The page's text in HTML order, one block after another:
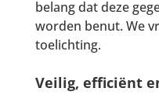
belang dat deze
worden benut. We
toelichting.
Veilig, efficiënt